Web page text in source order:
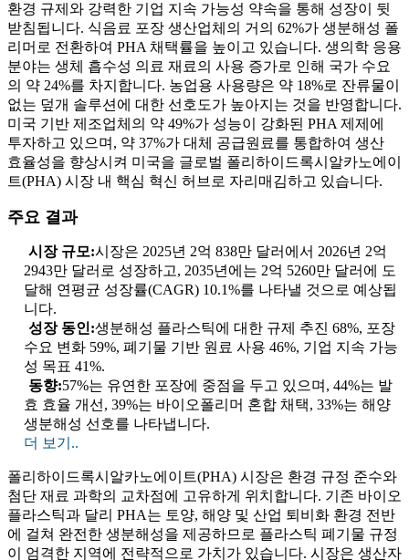
환경 규제와 강력한 기업 지속 가능성 약속을 통해 성장이 뒷
받침됩니다. 식음료 포장 생산업체의 거의 62%가 생분해성 폴
리머로 전환하여 PHA 채택률을 높이고 있습니다. 생의학 응용
분야는 생체 흡수성 의료 재료의 사용 증가로 인해 국가 수요
의 약 24%를 차지합니다. 농업용 사용량은 약 18%로 잔류물이
없는 덮개 솔루션에 대한 선호도가 높아지는 것을 반영합니다.
미국 기반 제조업체의 약 49%가 성능이 강화된 PHA 제제에
투자하고 있으며, 약 37%가 대체 공급원료를 통합하여 생산
효율성을 향상시켜 미국을 글로벌 폴리하이드록시알카노에이
트(PHA) 시장 내 핵심 혁신 허브로 자리매김하고 있습니다.
주요 결과
시장 규모:시장은 2025년 2억 838만 달러에서 2026년 2억
2943만 달러로 성장하고, 2035년에는 2억 5260만 달러에 도
달해 연평균 성장률(CAGR) 10.1%를 나타낼 것으로 예상됩
니다.
성장 동인:생분해성 플라스틱에 대한 규제 추진 68%, 포장
수요 변화 59%, 폐기물 기반 원료 사용 46%, 기업 지속 가능
성 목표 41%.
동향:57%는 유연한 포장에 중점을 두고 있으며, 44%는 발
효 효율 개선, 39%는 바이오폴리머 혼합 채택, 33%는 해양
생분해성 선호를 나타냅니다.
더 보기..
폴리하이드록시알카노에이트(PHA) 시장은 환경 규정 준수와
첨단 재료 과학의 교차점에 고유하게 위치합니다. 기존 바이오
플라스틱과 달리 PHA는 토양, 해양 및 산업 퇴비화 환경 전반
에 걸쳐 완전한 생분해성을 제공하므로 플라스틱 폐기물 규정
이 엄격한 지역에 전략적으로 가치가 있습니다. 시장은 생산자